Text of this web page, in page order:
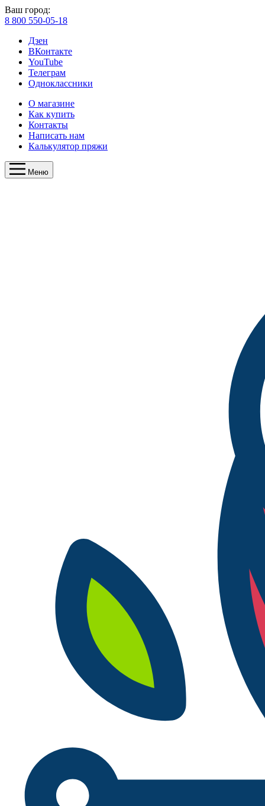
Ваш город:
8 800 550-05-18
Дзен
ВКонтакте
YouTube
Телеграм
Одноклассники
О магазине
Как купить
Контакты
Написать нам
Калькулятор пряжи
Меню